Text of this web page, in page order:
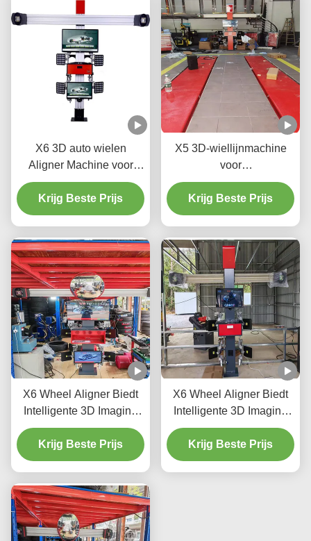
X6 3D auto wielen
Aligner Machine voor
Automotive shop
Krijg Beste Prijs
X5 3D-wiellijnmachine
voor
precisiebandregeling
Krijg Beste Prijs
X6 Wheel Aligner Biedt
Intelligente 3D Imaging
Dubbele Schermen en
Real Time Tracking om
de Wiel Alignment van
Krijg Beste Prijs
X6 Wheel Aligner Biedt
Intelligente 3D Imaging
Dubbele Schermen en
Real Time Tracking voor
de prestaties van de
Krijg Beste Prijs